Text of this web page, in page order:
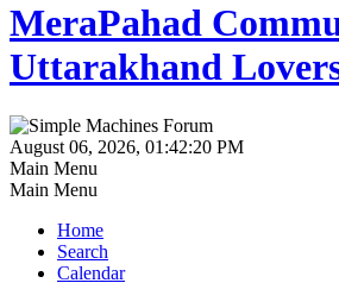
MeraPahad
Uttarakhand
August 06, 2026, 01:42:20 PM
Main Menu
Main Menu
Home
Search
Calendar